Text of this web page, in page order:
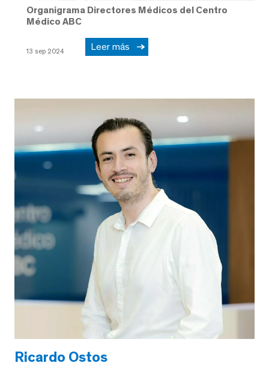
Organigrama Directores Médicos del Centro
Médico ABC
13 sep 2024 Leer más
Ricardo Ostos